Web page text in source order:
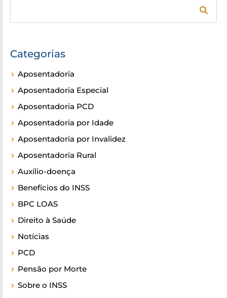
Categorias
Aposentadoria
Aposentadoria Especial
Aposentadoria PCD
Aposentadoria por Idade
Aposentadoria por Invalidez
Aposentadoria Rural
Auxílio-doença
Benefícios do INSS
BPC LOAS
Direito à Saúde
Notícias
PCD
Pensão por Morte
Sobre o INSS